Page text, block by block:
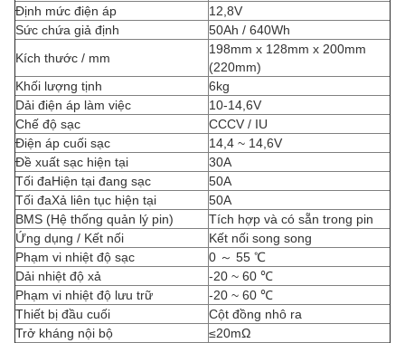
Định mức điện áp
12,8V
Sức chứa giả định
50Ah / 640Wh
Kích thước / mm
198mm x 128mm x 200mm
(220mm)
Khối lượng tịnh
6kg
Dải điện áp làm việc
10-14,6V
Chế độ sạc
CCCV / IU
Điện áp cuối sạc
14,4 ~ 14,6V
Đề xuất sạc hiện tại
30A
Tối đaHiện tại đang sạc
50A
Tối đaXả liên tục hiện tại
50A
BMS (Hệ thống quản lý pin)
Tích hợp và có sẵn trong pin
Ứng dụng / Kết nối
Kết nối song song
Phạm vi nhiệt độ sạc
0 ～ 55 ℃
Dải nhiệt độ xả
-20 ~ 60 ℃
Phạm vi nhiệt độ lưu trữ
-20 ~ 60 ℃
Thiết bị đầu cuối
Cột đồng nhô ra
Trở kháng nội bộ
≤20mΩ